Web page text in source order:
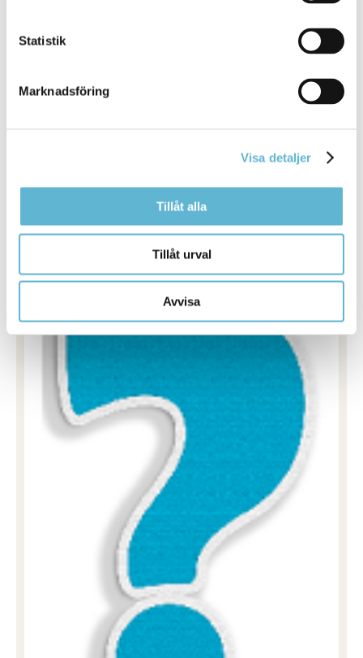
Statistik
Marknadsföring
Visa detaljer
Tillåt alla
Tillåt urval
Avvisa
folkbokföringsadresser) och båda vårdnadshavarna är
i behov av barnomsorg så ska vårdnadshavarna
respektive hushålls bruttoinkomst. Kostnaden för